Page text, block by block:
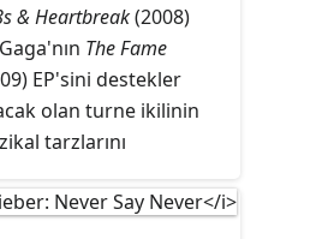
& Heartbreak(2008)
The Fame
EP'sini destekler
olan turne ikilinin
tarzlarını
başlayıp Ocak